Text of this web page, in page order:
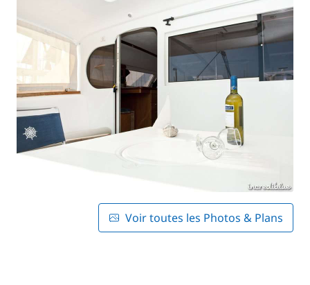
Voir toutes les Photos & Plans